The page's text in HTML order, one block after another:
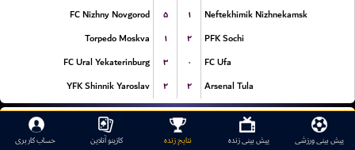
FC Nizhny Novgorod
۵ ۱
Neftekhimik Nizhnekamsk
Torpedo Moskva
۱ ۲
PFK Sochi
FC Ural Yekaterinburg
۳ ۰
FC Ufa
YFK Shinnik Yaroslav
۲ ۲ Arsenal Tula
Estonia
Meistriliiga
JK Trans Narva
۰ ۲ JK Nomme Kalju پیش بینی ورزشی پیش بینی زنده نتایج زنده کازینو آنلاین حساب کاربری